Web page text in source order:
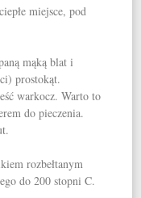
miejsce, pod
mąką blat i
prostokąt.
warkocz. Warto to
do pieczenia.
rozbełtanym
do 200 stopni C.